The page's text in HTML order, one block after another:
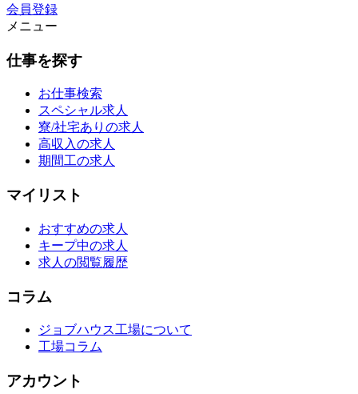
会員登録
メニュー
仕事を探す
お仕事検索
スペシャル求人
寮/社宅ありの求人
高収入の求人
期間工の求人
マイリスト
おすすめの求人
キープ中の求人
求人の閲覧履歴
コラム
ジョブハウス工場について
工場コラム
アカウント